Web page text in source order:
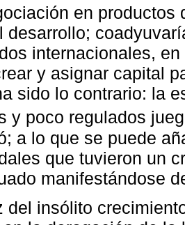
en productos
desarrollo;
internacionales,
y asignar capital
sido lo contrario: la
y poco regulados
a lo que se puede
que tuvieron un
manifestándose
del insólito